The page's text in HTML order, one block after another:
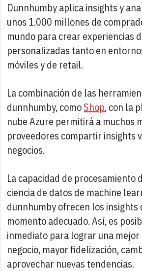
Dunnhumby aplica insights y
unos 1.000 millones de
mundo para crear experiencias
personalizadas tanto en
móviles y de retail.
La combinación de las
dunnhumby, comoShop, con la
nube Azure permitirá a muchos
proveedores compartir insights
negocios.
La capacidad de procesamiento
ciencia de datos de machine
dunnhumby ofrecen los insights
momento adecuado. Así, es
inmediato para lograr una
negocio, mayor fidelización,
aprovechar nuevas tendencias.